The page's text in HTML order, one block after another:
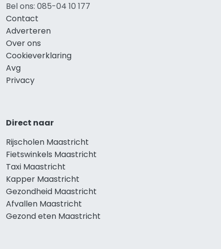
Bel ons: 085-04 10 177
Contact
Adverteren
Over ons
Cookieverklaring
Avg
Privacy
Direct naar
Rijscholen Maastricht
Fietswinkels Maastricht
Taxi Maastricht
Kapper Maastricht
Gezondheid Maastricht
Afvallen Maastricht
Gezond eten Maastricht